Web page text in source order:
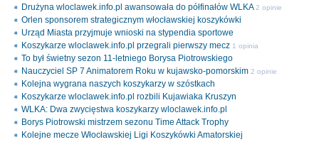
Drużyna wloclawek.info.pl awansowała do półfinałów WLKA 2 opinie
Orlen sponsorem strategicznym włocławskiej koszykówki
Urząd Miasta przyjmuje wnioski na stypendia sportowe
Koszykarze wloclawek.info.pl przegrali pierwszy mecz 1 opinia
To był świetny sezon 11-letniego Borysa Piotrowskiego
Nauczyciel SP 7 Animatorem Roku w kujawsko-pomorskim 2 opinie
Kolejna wygrana naszych koszykarzy w szóstkach
Koszykarze wloclawek.info.pl rozbili Kujawiaka Kruszyn
WLKA: Dwa zwycięstwa koszykarzy wloclawek.info.pl
Borys Piotrowski mistrzem sezonu Time Attack Trophy
Kolejne mecze Włocławskiej Ligi Koszykówki Amatorskiej